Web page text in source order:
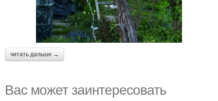
читать дальше →
Вас может заинтересовать